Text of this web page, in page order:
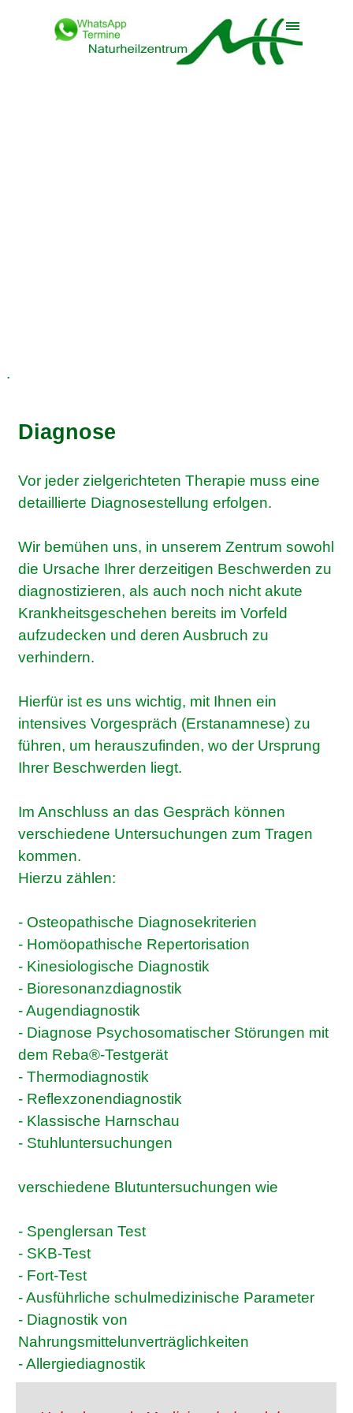
Menü überspringen
.
Diagnose
Vor jeder zielgerichteten Therapie muss eine
detaillierte Diagnosestellung erfolgen.
Wir bemühen uns, in unserem Zentrum sowohl
die Ursache Ihrer derzeitigen Beschwerden zu
diagnostizieren, als auch noch nicht akute
Krankheitsgeschehen bereits im Vorfeld
aufzudecken und deren Ausbruch zu
verhindern.
Hierfür ist es uns wichtig, mit Ihnen ein
intensives Vorgespräch (Erstanamnese) zu
führen, um herauszufinden, wo der Ursprung
Ihrer Beschwerden liegt.
Im Anschluss an das Gespräch können
verschiedene Untersuchungen zum Tragen
kommen.
Hierzu zählen:
- Osteopathische Diagnosekriterien
- Homöopathische Repertorisation
- Kinesiologische Diagnostik
- Bioresonanzdiagnostik
- Augendiagnostik
- Diagnose Psychosomatischer Störungen mit
dem Reba®-Testgerät
- Thermodiagnostik
- Reflexzonendiagnostik
- Klassische Harnschau
- Stuhluntersuchungen
verschiedene Blutuntersuchungen wie
- Spenglersan Test
- SKB-Test
- Fort-Test
- Ausführliche schulmedizinische Parameter
- Diagnostik von
Nahrungsmittelunverträglichkeiten
- Allergiediagnostik